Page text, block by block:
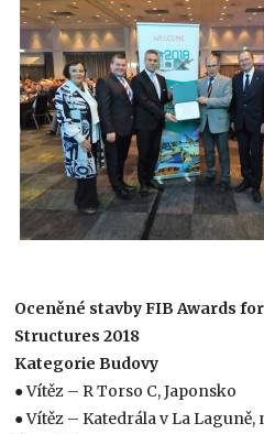
Oceněné stavby FIB Awards
Structures 2018
Kategorie Budovy
● Vítěz – R Torso C, Japonsko
● Vítěz – Katedrála v La Laguně,